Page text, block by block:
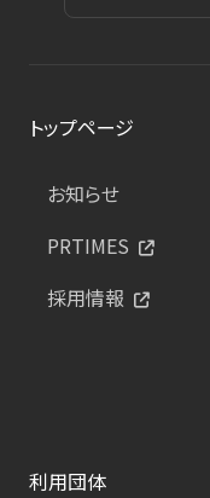
トップページ
お知らせ
PRTIMES
採用情報
利用団体